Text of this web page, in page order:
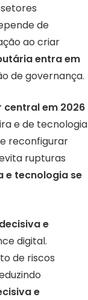
de
ao criar
entra em
de governança.
em 2026
e de tecnologia
reconfigurar
rupturas
e tecnologia se
e
digital.
de riscos
e